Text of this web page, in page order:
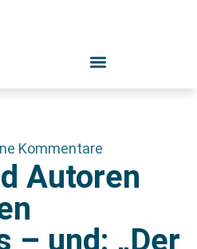
Kommentare
Autoren
– und: „Der